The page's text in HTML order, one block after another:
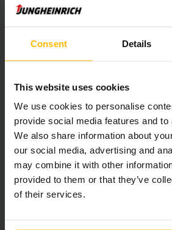
Consent Details
This website uses cookies
We use cookies to personalise
provide social media features and
We also share information about
our social media, advertising and
may combine it with other
provided to them or that they’ve
of their services.
hyra direkt